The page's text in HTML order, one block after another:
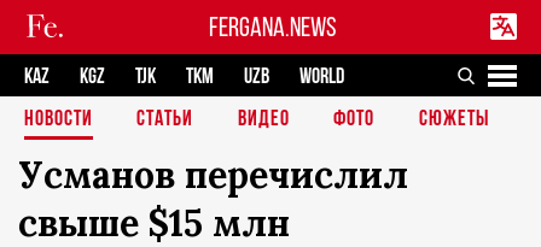
FERGANA.NEWS
KAZ KGZ TJK TKM UZB
WORLD
НОВОСТИ
СТАТЬИ ВИДЕО ФОТО СЮЖЕТЫ
Усманов перечислил
свыше $15 млн